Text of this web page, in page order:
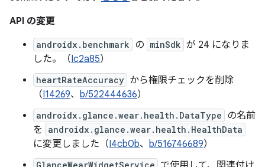
API の変更
androidx.benchmark の minSdk が 24 になりま
した。（Ic2a85）
heartRateAccuracy から権限チェックを削除
（I14269、 b/522444636）
androidx.glance.wear.health.DataType の名前
を
androidx.glance.wear.health.HealthData
に変更しました（I4cb0b、 b/516746689）